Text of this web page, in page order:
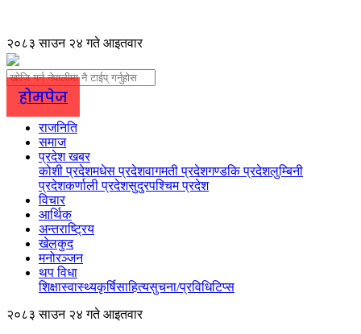
२०८३ साउन २४ गते आइतवार
होमपेज
राजनिति
समाज
प्रदेश खबर
कोशी प्रदेशमधेस प्रदेशवागमती प्रदेशगण्डकि प्रदेशलुम्बिनी
प्रदेशकर्णाली प्रदेशसुदुरपश्चिम प्रदेश
विचार
आर्थिक
अन्तराष्ट्रिय
खेलकुद
मनोरञ्जन
थप विधा
शिक्षास्वास्थ्यकृर्षिसाहित्यसुचना/प्रविधिटिप्स
२०८३ साउन २४ गते आइतवार